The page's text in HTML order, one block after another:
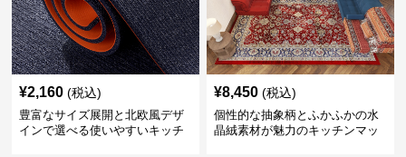
¥2,160 (税込)
豊富なサイズ展開と北欧風デザ
インで選べる使いやすいキッチ
¥8,450 (税込)
個性的な抽象柄とふかふかの水
晶絨素材が魅力のキッチンマッ